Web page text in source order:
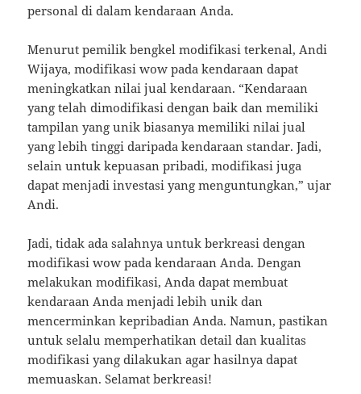
personal di dalam kendaraan Anda.
Menurut pemilik bengkel modifikasi terkenal, Andi
Wijaya, modifikasi wow pada kendaraan dapat
meningkatkan nilai jual kendaraan. “Kendaraan
yang telah dimodifikasi dengan baik dan memiliki
tampilan yang unik biasanya memiliki nilai jual
yang lebih tinggi daripada kendaraan standar. Jadi,
selain untuk kepuasan pribadi, modifikasi juga
dapat menjadi investasi yang menguntungkan,” ujar
Andi.
Jadi, tidak ada salahnya untuk berkreasi dengan
modifikasi wow pada kendaraan Anda. Dengan
melakukan modifikasi, Anda dapat membuat
kendaraan Anda menjadi lebih unik dan
mencerminkan kepribadian Anda. Namun, pastikan
untuk selalu memperhatikan detail dan kualitas
modifikasi yang dilakukan agar hasilnya dapat
memuaskan. Selamat berkreasi!